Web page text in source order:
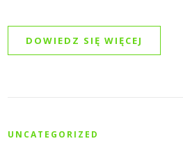
DOWIEDZ SIĘ WIĘCEJ
UNCATEGORIZED